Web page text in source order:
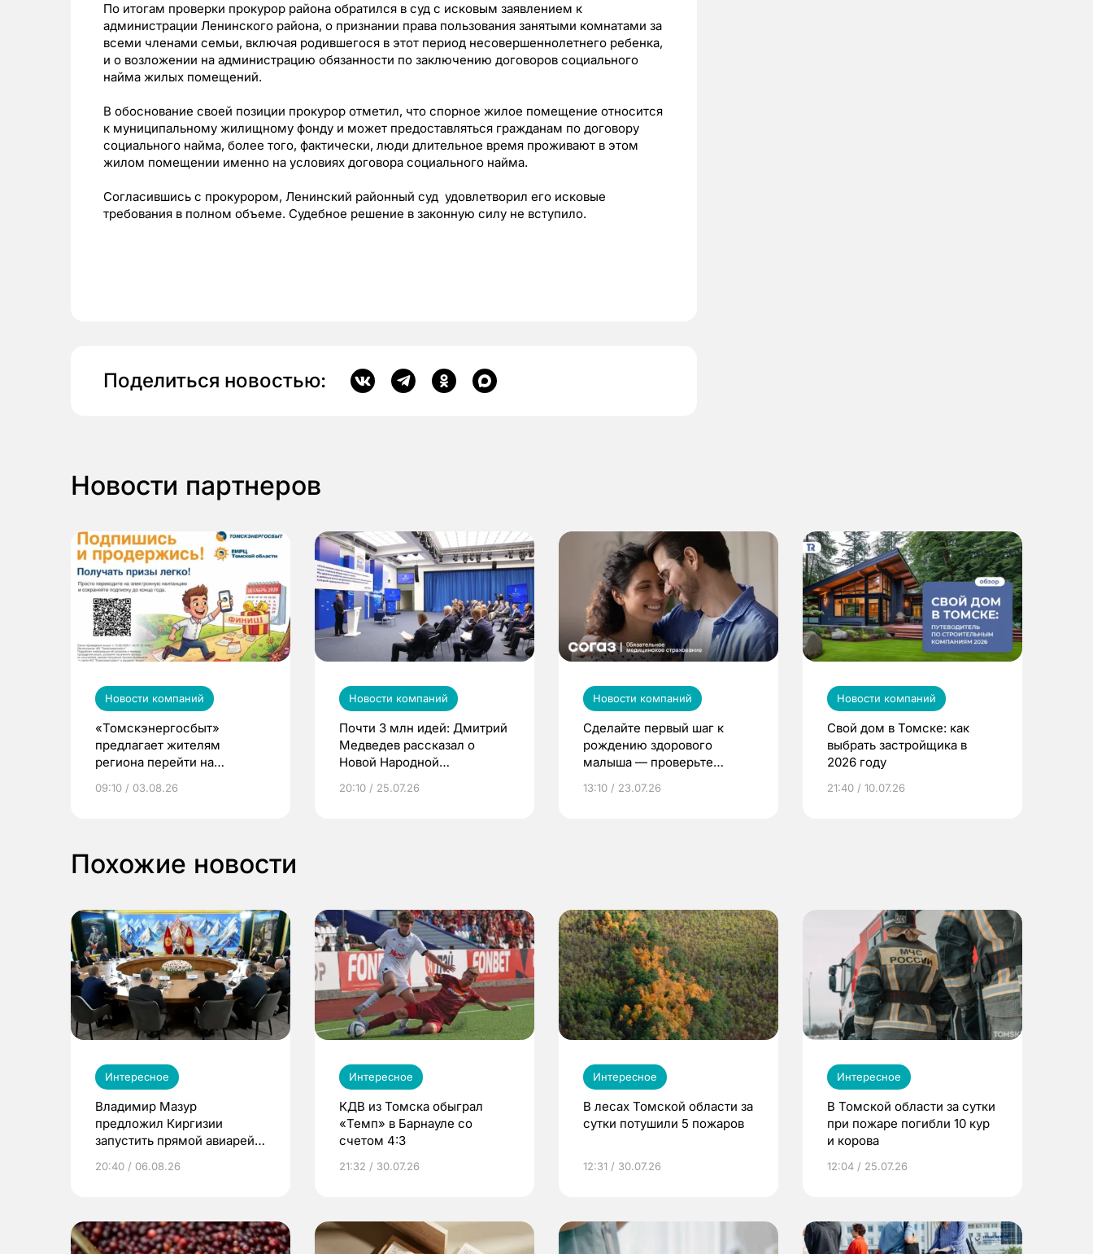
По итогам проверки прокурор района обратился в суд с исковым заявлением к
администрации Ленинского района, о признании права пользования занятыми комнатами за
всеми членами семьи, включая родившегося в этот период несовершеннолетнего ребенка,
и о возложении на администрацию обязанности по заключению договоров социального
найма жилых помещений.
В обоснование своей позиции прокурор отметил, что спорное жилое помещение относится
к муниципальному жилищному фонду и может предоставляться гражданам по договору
социального найма, более того, фактически, люди длительное время проживают в этом
жилом помещении именно на условиях договора социального найма.
Согласившись с прокурором, Ленинский районный суд удовлетворил его исковые
требования в полном объеме. Судебное решение в законную силу не вступило.
Поделиться новостью:
Новости партнеров
Новости компаний
«Томскэнергосбыт»
предлагает жителям
региона перейти на
выиграть призы
09:10 / 03.08.26
Новости компаний
Почти 3 млн идей: Дмитрий
Медведев рассказал о
Новой Народной
20:10 / 25.07.26
Новости компаний
Сделайте первый шаг к
рождению здорового
малыша — проверьте
по ОМС!
13:10 / 23.07.26
Новости компаний
Свой дом в Томске: как
выбрать застройщика в
2026 году
21:40 / 10.07.26
Похожие новости
Интересное
Владимир Мазур
предложил Киргизии
запустить прямой авиарейс
20:40 / 06.08.26
Интересное
КДВ из Томска обыграл
«Темп» в Барнауле со
счетом 4:3
21:32 / 30.07.26
Интересное
В лесах Томской области за
сутки потушили 5 пожаров
12:31 / 30.07.26
Интересное
В Томской области за сутки
при пожаре погибли 10 кур
и корова
12:04 / 25.07.26